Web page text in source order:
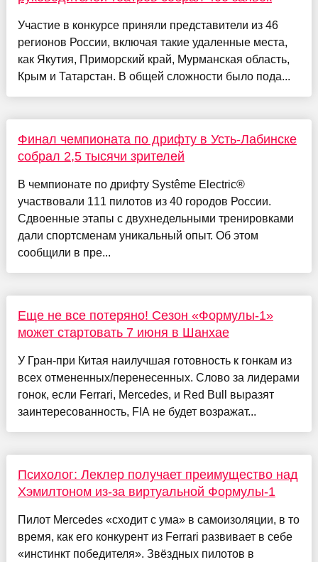
Участие в конкурсе приняли представители из 46
регионов России, включая такие удаленные места,
как Якутия, Приморский край, Мурманская область,
Крым и Татарстан. В общей сложности было пода...
Финал чемпионата по дрифту в Усть-Лабинске
собрал 2,5 тысячи зрителей
В чемпионате по дрифту Systême Electric®
участвовали 111 пилотов из 40 городов России.
Сдвоенные этапы с двухнедельными тренировками
дали спортсменам уникальный опыт. Об этом
сообщили в пре...
Еще не все потеряно! Сезон «Формулы-1»
может стартовать 7 июня в Шанхае
У Гран-при Китая наилучшая готовность к гонкам из
всех отмененных/перенесенных. Слово за лидерами
гонок, если Ferrari, Mercedes, и Red Bull выразят
заинтересованность, FIA не будет возражат...
Психолог: Леклер получает преимущество над
Хэмилтоном из-за виртуальной Формулы-1
Пилот Mercedes «сходит с ума» в самоизоляции, в то
время, как его конкурент из Ferrari развивает в себе
«инстинкт победителя». Звёздных пилотов в